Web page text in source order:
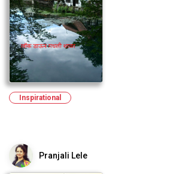
Inspirational
Pranjali Lele